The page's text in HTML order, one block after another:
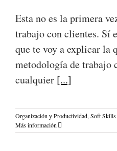
Esta no es la primera
trabajo con clientes. Sí
que te voy a explicar la
metodología de trabajo
cualquier [...]
Organización y Productividad, Soft Skills
Más información